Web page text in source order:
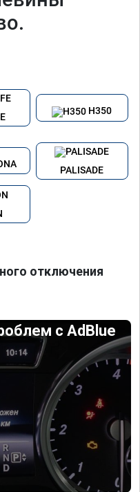
H350
PALISADE
отключения
с AdBlue